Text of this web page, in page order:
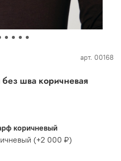
арт. 00168
без шва коричневая
коричневый
(+2 000 ₽)